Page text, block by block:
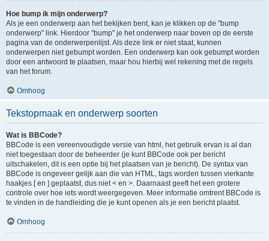
Hoe bump ik mijn onderwerp?
Als je een onderwerp aan het bekijken bent, kan je klikken op de "bump
onderwerp" link. Hierdoor "bump" je het onderwerp naar boven op de eerste
pagina van de onderwerpenlijst. Als deze link er niet staat, kunnen
onderwerpen niet gebumpt worden. Een onderwerp kan ook gebumpt worden
door een antwoord te plaatsen, maar hou hierbij wel rekening met de regels
van het forum.
Omhoog
Tekstopmaak en onderwerp soorten
Wat is BBCode?
BBCode is een vereenvoudigde versie van html, het gebruik ervan is al dan
niet toegestaan door de beheerder (je kunt BBCode ook per bericht
uitschakelen, dit is een optie bij het plaatsen van je bericht). De syntax van
BBCode is ongeveer gelijk aan die van HTML, tags worden tussen vierkante
haakjes [ en ] geplaatst, dus niet < en >. Daarnaast geeft het een grotere
controle over hoe iets wordt weergegeven. Meer informatie omtrent BBCode is
te vinden in de handleiding die je kunt openen als je een bericht plaatst.
Omhoog